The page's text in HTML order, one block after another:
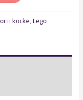
i kocke,Lego